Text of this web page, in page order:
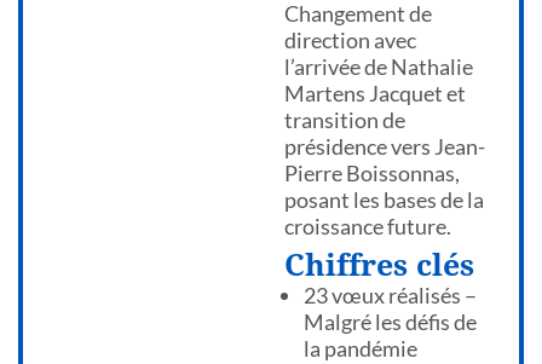
Changement de
direction avec
l’arrivée de Nathalie
Martens Jacquet et
transition de
présidence vers Jean-
Pierre Boissonnas,
posant les bases de la
croissance future.
Chiffres clés
23 vœux réalisés –
Malgré les défis de
la pandémie